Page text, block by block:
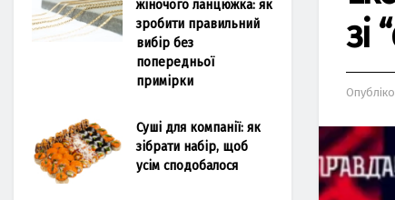
зі
жіночого ланцюжка: як
зробити правильний
вибір без
попередньої
примірки
Суші для компанії: як
зібрати набір, щоб
усім сподобалося